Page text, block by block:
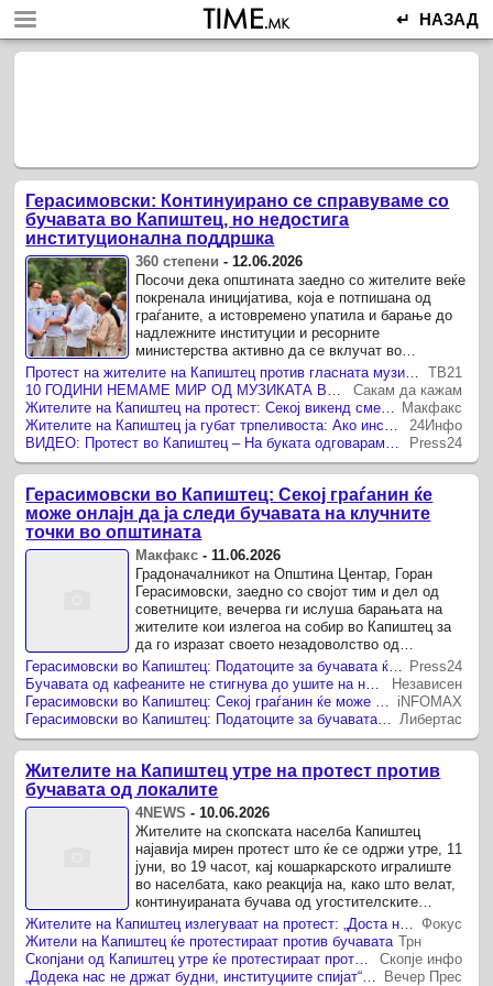
↵ НАЗАД
Герасимовски: Континуирано се справуваме со
бучавата во Капиштец, но недостига
институционална поддршка
360 степени - 12.06.2026
Посочи дека општината заедно со жителите веќе
покренала иницијатива, која е потпишана од
граѓаните, а истовремено упатила и барање до
надлежните институции и ресорните
министерства активно да се вклучат во
решавањето на проблемот, со оглед дека ...ТВ21
Сакам да кажам
Макфакс
24Инфо
Press24
Герасимовски во Капиштец: Секој граѓанин ќе
може онлајн да ја следи бучавата на клучните
точки во општината
Макфакс - 11.06.2026
Градоначалникот на Општина Центар, Горан
Герасимовски, заедно со својот тим и дел од
советниците, вечерва ги ислуша барањата на
жителите кои излегоа на собир во Капиштец за
да го изразат своето незадоволство од
прегласната музика од угостителските ...Press24
Независен
iNFOMAX
Либертас
Жителите на Капиштец утре на протест против
бучавата од локалите
4NEWS -10.06.2026
Жителите на скопската населба Капиштец
најавија мирен протест што ќе се одржи утре, 11
јуни, во 19 часот, кај кошаркарското игралиште
во населбата, како реакција на, како што велат,
континуираната бучава од угостителските
објекти.
Жителите на Капиштец излегуваат на протест: „Доста ни е од бучавата“ Фокус
Жители на Капиштец ќе протестираат против бучавата Трн
Скопјани од Капиштец утре ќе протестираат против гласната музика од околните локали
Скопје инфо
„Додека нас не држат будни, институциите спијат“: Протест на жителите на Капиштец – доста им е од бучавата, сега тие ќе бидат гласни!
Вечер Прес